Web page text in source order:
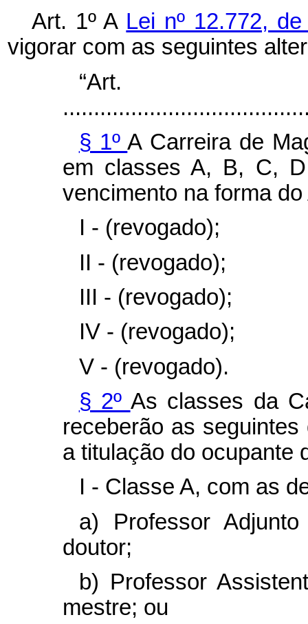
Art. 1º A Lei nº 12.772,
vigorar com as seguintes
§ 1ºA Carreira de
em classes A, B, C,
vencimento na forma
I - (revogado);
II - (revogado);
III - (revogado);
IV - (revogado);
V - (revogado).
§ 2º As classes da
receberão as
a titulação do ocupante
I - Classe A, com as
a) Professor
doutor;
b) Professor
mestre; ou